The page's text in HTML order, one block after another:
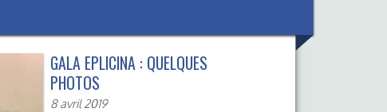
GALA EPLICINA : QUELQUES
PHOTOS
8 avril 2019